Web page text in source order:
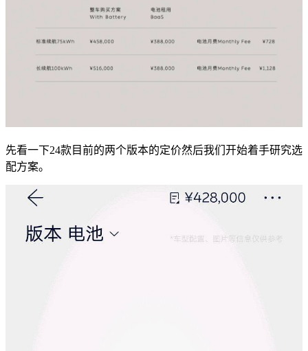
先看一下24款目前的两个版本的定价然后我们开始着手研究选
配方案。